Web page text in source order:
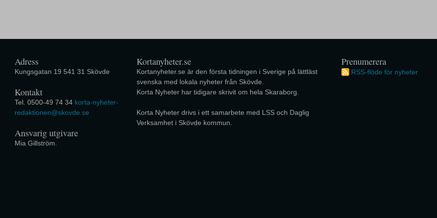
Adress
Kungsgatan 19 541 31 Skövde
Kontakt
Tel. 0500-49 74 34 korta-nyheter-
redaktionen@skovde.se
Ansvarig utgivare
Mia Gillström.
Kortanyheter.se
Kortanyheter.se är den första tidningen i Sverige på lättläst
svenska med lokala nyheter från Skövde.
Korta Nyheter har tidigare skrivit om hela Skaraborg.
Korta Nyheter drivs i ett samarbete med LSS och Daglig
Verksamhet i Skövde kommun.
Prenumerera
RSS-flöde för nyheter